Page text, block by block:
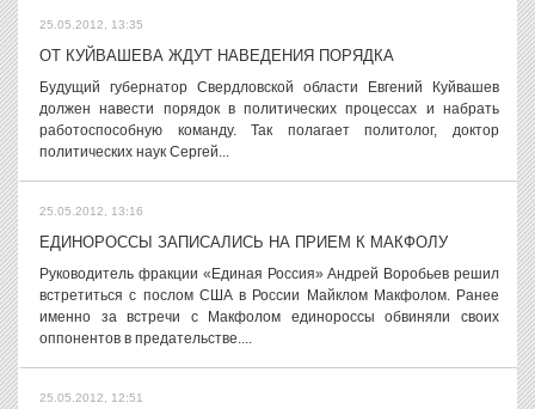
25.05.2012, 13:35
ОТ КУЙВАШЕВА ЖДУТ НАВЕДЕНИЯ ПОРЯДКА
Будущий губернатор Свердловской области Евгений Куйвашев
должен навести порядок в политических процессах и набрать
работоспособную команду. Так полагает политолог, доктор
политических наук Сергей...
25.05.2012, 13:16
ЕДИНОРОССЫ ЗАПИСАЛИСЬ НА ПРИЕМ К МАКФОЛУ
Руководитель фракции «Единая Россия» Андрей Воробьев решил
встретиться с послом США в России Майклом Макфолом. Ранее
именно за встречи с Макфолом единороссы обвиняли своих
оппонентов в предательстве....
25.05.2012, 12:51